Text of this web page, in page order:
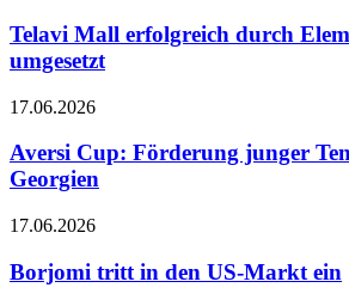
Telavi Mall erfolgreich durch
umgesetzt
17.06.2026
Aversi Cup: Förderung junger
Georgien
17.06.2026
Borjomi tritt in den US-Markt ein